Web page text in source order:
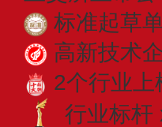
标准起草
高新技术
2个行业上
行业标杆